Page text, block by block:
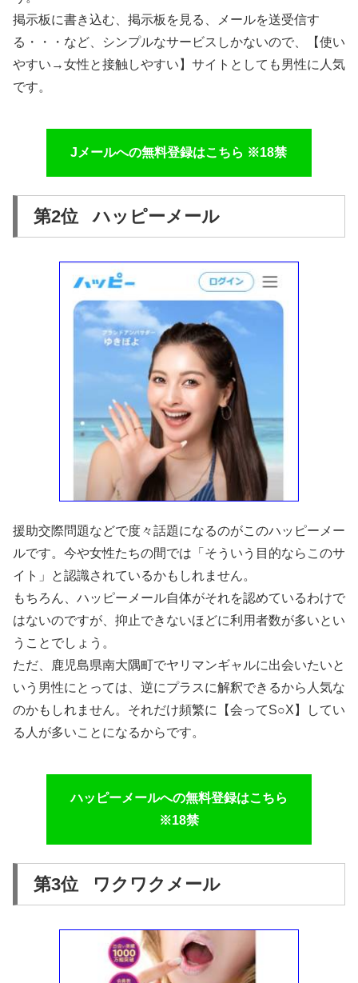
掲示板に書き込む、掲示板を見る、メールを送受信す
る・・・など、シンプルなサービスしかないので、【使い
やすい→女性と接触しやすい】サイトとしても男性に人気
です。
Jメールへの無料登録はこちら ※18禁
第2位 ハッピーメール
援助交際問題などで度々話題になるのがこのハッピーメー
ルです。今や女性たちの間では「そういう目的ならこのサ
イト」と認識されているかもしれません。
もちろん、ハッピーメール自体がそれを認めているわけで
はないのですが、抑止できないほどに利用者数が多いとい
うことでしょう。
ただ、鹿児島県南大隅町でヤリマンギャルに出会いたいと
いう男性にとっては、逆にプラスに解釈できるから人気な
のかもしれません。それだけ頻繁に【会ってS○X】してい
る人が多いことになるからです。
ハッピーメールへの無料登録はこちら
※18禁
第3位 ワクワクメール